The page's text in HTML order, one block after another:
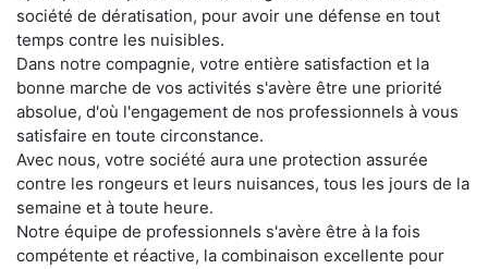
société de dératisation, pour avoir une défense en tout
temps contre les nuisibles.
Dans notre compagnie, votre entière satisfaction et la
bonne marche de vos activités s'avère être une priorité
absolue, d'où l'engagement de nos professionnels à vous
satisfaire en toute circonstance.
Avec nous, votre société aura une protection assurée
contre les rongeurs et leurs nuisances, tous les jours de la
semaine et à toute heure.
Notre équipe de professionnels s'avère être à la fois
compétente et réactive, la combinaison excellente pour